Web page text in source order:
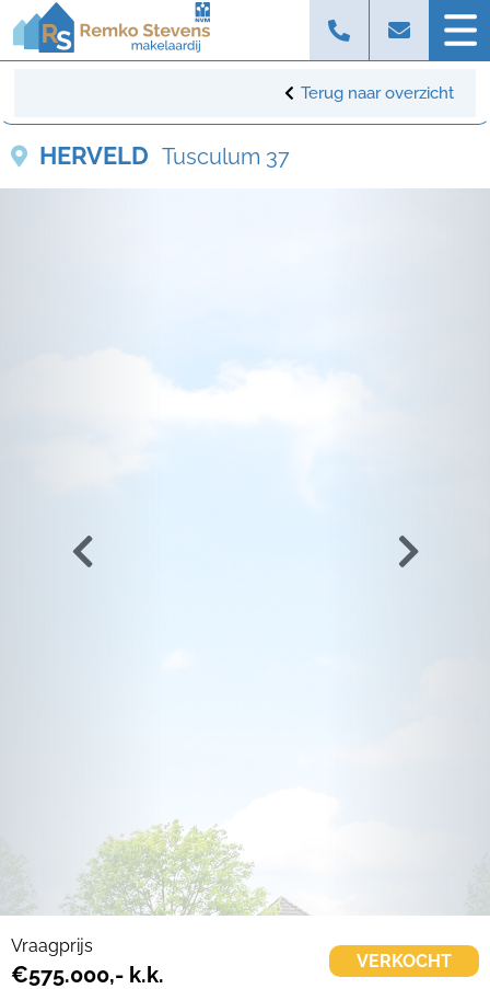
Terug naar overzicht
HERVELD Tusculum 37
Vraagprijs
€575.000,- k.k.
VERKOCHT